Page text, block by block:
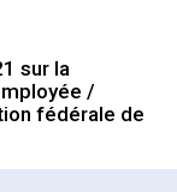
sur la
/
fédérale de